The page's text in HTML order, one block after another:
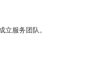
立服务团队。